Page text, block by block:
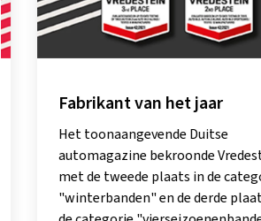
Fabrikant van het jaar
Het toonaangevende Duitse
automagazine bekroonde Vredestein
met de tweede plaats in de categorie
"winterbanden" en de derde plaats in
de categorie "vierseizoenenbanden".